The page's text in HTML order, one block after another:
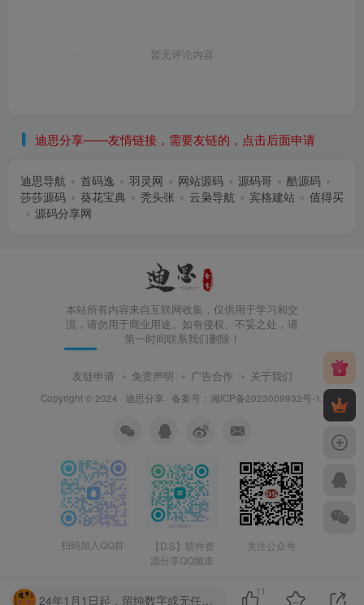
暂无评论内容
迪思分享——友情链接，需要友链的，点击后面申请
迪思导航 首码逸 羽灵网 网站源码 源码哥
酷源码
莎莎源码
葵花宝典 秃头张 云枭导航 宾格建站
值得买
源码分享网
本站所有内容来自互联网收集，仅供用于学习和交
流，请勿用于商业用途。如有侵权、不妥之处，请
第一时间联系我们删除！
友链申请 免责声明 广告合作 关于我们
Copyright © 2024 · 迪思分享 · 备案号： 湘ICP备2023009932号-1 .
扫码加入QQ群
【D.S】软件资
源分享QQ频道
关注公众号
24年1月1日起，留纯数字或无任何意义的字眼，第一次封禁1天，第二次7天，第三次永久！请勿提交无任何意义的字母串！
11